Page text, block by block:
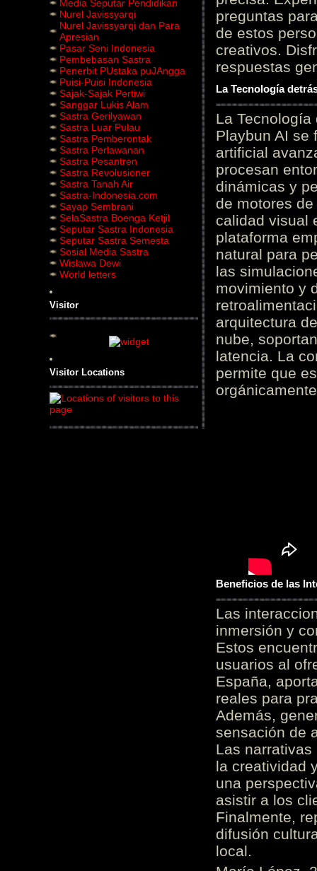
Media Seputar Pendidikan
Nurel Javissyarqi
Nurel Javissyarqi dan Para
Apresian
Pasar Seni Indonesia
Pembebasan Sastra
Penerbit PUstaka puJAngga
Puisi-Puisi Indonesia
Sajak-Sajak Pertiwi
Sanggar Lukis Alam
Sastra Gerilyawan
Sastra Luar Pulau
Sastra Pemberontak
Sastra Perlawanan
Sastra Pesantren
Sastra Revolusioner
Sastra Tanah Air
Sastra-Indonesia.com
Sayap Sembrani
SelaSastra Boenga Ketjil
Seputar Sastra Indonesia
Seputar Sastra Semesta
Sosial Media Sastra
Wislawa Dewi
World letters
Visitor
Visitor Locations
preguntas
de estos
creativos.
respuestas
La Tecnología
La
Playbun AI se
artificial
procesan
dinámicas y
de motores
calidad visual
plataforma
natural para
las
movimiento y
arquitectura
nube,
latencia. La
permite que
Beneficios de las
Las
inmersión y
Estos
usuarios al
España,
reales para
Además,
sensación de
Las
la creatividad
una
asistir a los
Finalmente,
difusión
local.